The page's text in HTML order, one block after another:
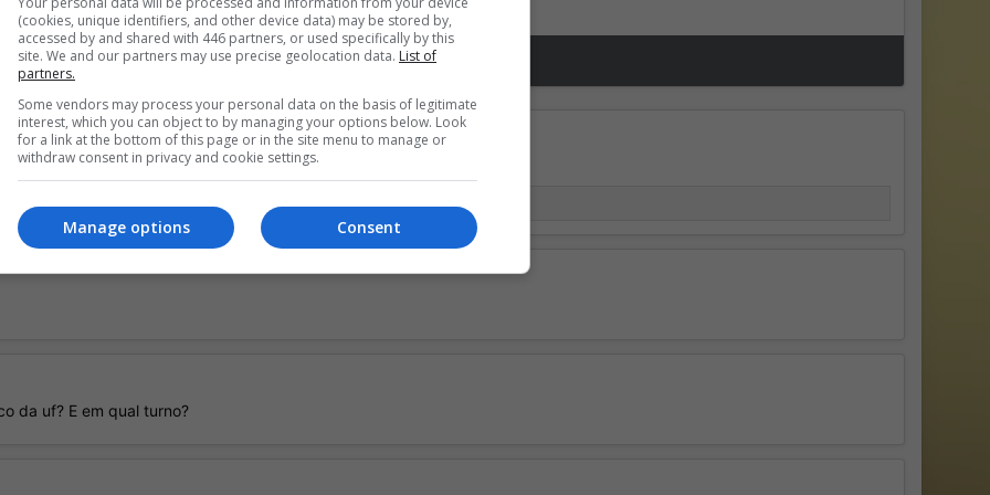
Mim
vertical estipulado nas regras. Favor alterar.
da uf? E em qual turno?
(cookies, unique identifiers, and other device data) may be stored by,
accessed by and shared with 446 partners, or used specifically by this
site. We and our partners may use precise geolocation data. List of
partners.
Some vendors may process your personal data on the basis of legitimate
interest, which you can object to by managing your options below. Look
for a link at the bottom of this page or in the site menu to manage or
withdraw consent in privacy and cookie settings.
Consent
Manage options